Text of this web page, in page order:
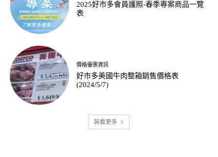
2025好市多會員護照-春季專案商品一覽
表
價格優惠資訊
好市多美國牛肉整箱銷售價格表
(2024/5/7)
裝載更多